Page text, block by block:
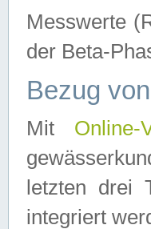
Messwerte
der Beta-
Bezug
Mit Online-
letzten drei
integriert